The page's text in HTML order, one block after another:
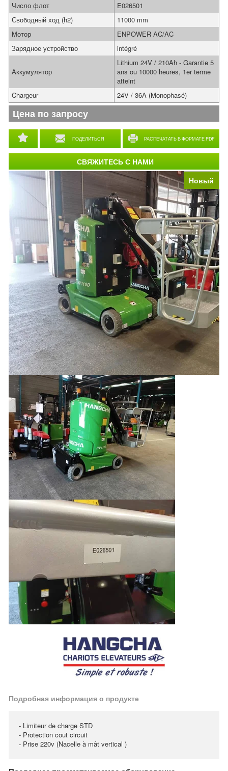
Новый
ПОДЕЛИТЬСЯ РАСПЕЧАТАТЬ В ФОРМАТЕ PDF
Число флот
E026501
Свободный ход (h2)
11000 mm
Мотор
ENPOWER AC/AC
Зарядное устройство
intégré
Аккумулятор
Lithium 24V / 210Ah - Garantie 5
ans ou 10000 heures, 1er terme
atteint
Chargeur
24V / 36A (Monophasé)
Цена по запросу
Подробная информация о продукте
- Limiteur de charge STD
- Protection cout circuit
- Prise 220v (Nacelle à mât vertical )
СВЯЖИТЕСЬ С НАМИ